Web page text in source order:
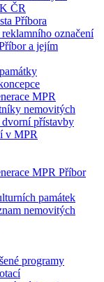
ČR
Příbora
označení
a jejím
MPR
nemovitých
přístavby
v MPR
MPR Příbor
památek
nemovitých
programy